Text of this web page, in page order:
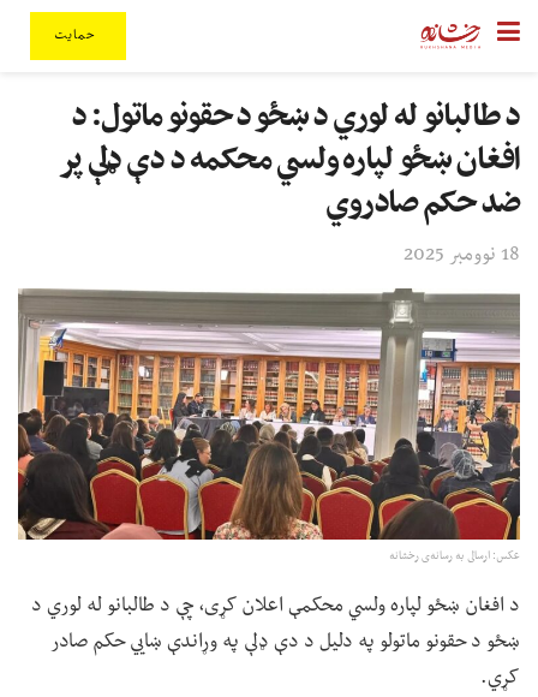
حمایت
د طالبانو له لوري د ښځو د حقونو ماتول: د
افغان ښځو لپاره ولسي محکمه د دې ډلې پر
ضد حکم صادروي
18 نوومبر 2025
عکس: ارسالی به رسانه‌ی رخشانه
د افغان ښځو لپاره ولسي محکمې اعلان کړی، چې د طالبانو له لوري د
ښځو د حقونو ماتولو په دلیل د دې ډلې په وړاندې ښايي حکم صادر
کړي.